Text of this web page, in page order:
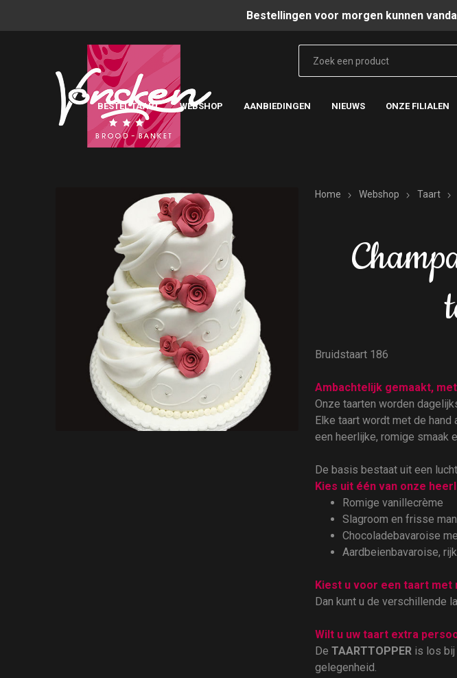
Bestellingen voor morgen kunnen
BESTEL TAART WEBSHOP AANBIEDINGEN NIEUWS ONZE FILIALEN
Home Webshop Taart
Bruidstaart 186
Ambachtelijk gemaakt,
Onze taarten worden
Elke taart wordt met de
een heerlijke, romige smaak
De basis bestaat uit een
Kies uit één van onze
Romige vanillecrème
Slagroom en frisse
Chocoladebavaroise
Aardbeienbavaroise,
Kiest u voor een taart met
Dan kunt u de verschillende
Wilt u uw taart extra
DeTAARTTOPPER is los bij
gelegenheid.